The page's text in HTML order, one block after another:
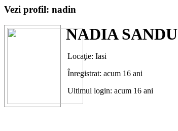
Vezi profil: nadin
NADIA SANDU
Locaţie: Iasi
Înregistrat: acum 16 ani
Ultimul login: acum 16 ani